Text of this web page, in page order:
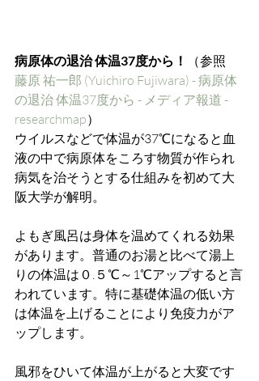
病原体の退治 体温37度から！
（参照
藤原 祐一郎 (Yuichiro Fujiwara) - 病原体
の退治 体温37度から - メディア報道 -
researchmap）
ウイルスなどで体温が37℃になると血
液の中で病原体をころす物質が作られ
病気を治そうとする仕組みを初めて大
阪大学が解明。
よもぎ風呂は身体を温めてくれる効果
があります。普通のお湯と比べて湯上
りの体温は０.５℃～1℃アップすると言
われています。特に基礎体温の低い方
は体温を上げることにより免疫力がア
ップします。
風邪をひいて体温が上がると大変です